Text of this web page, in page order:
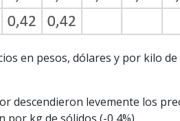
en pesos, dólares y por kilo
descendieron levemente los
kg de sólidos (-0,4%).